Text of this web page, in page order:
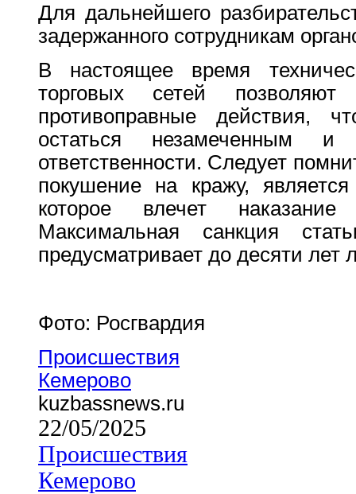
Для дальнейшего
задержанного сотрудникам
В настоящее время
торговых сетей позволяют
противоправные действия,
остаться незамеченным
ответственности. Следует
покушение на кражу,
которое влечет
Максимальная санкция
предусматривает до десяти
Фото: Росгвардия
Происшествия
Кемерово
kuzbassnews.ru
22/05/2025
Происшествия
Кемерово